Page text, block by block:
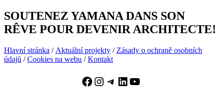
SOUTENEZ YAMANA DANS SON
RÊVE POUR DEVENIR ARCHITECTE!
Hlavní stránka / Aktuální projekty / Zásady o ochraně osobních
údajů /Cookies na webu /Kontakt
Facebook
Instagram
Telegram
LinkedIn
YouTube